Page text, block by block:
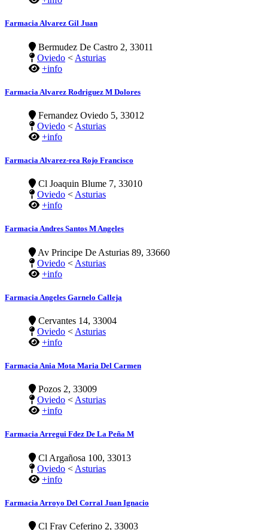
Farmacia Alvarez Gil Juan
Bermudez De Castro 2, 33011
Oviedo < Asturias
+info
Farmacia Alvarez Rodriguez M Dolores
Fernandez Oviedo 5, 33012
Oviedo < Asturias
+info
Farmacia Alvarez-rea Rojo Francisco
Cl Joaquin Blume 7, 33010
Oviedo < Asturias
+info
Farmacia Andres Santos M Angeles
Av Principe De Asturias 89, 33660
Oviedo < Asturias
+info
Farmacia Angeles Garnelo Calleja
Cervantes 14, 33004
Oviedo < Asturias
+info
Farmacia Ania Mota Maria Del Carmen
Pozos 2, 33009
Oviedo < Asturias
+info
Farmacia Arregui Fdez De La Peña M
Cl Argañosa 100, 33013
Oviedo < Asturias
+info
Farmacia Arroyo Del Corral Juan Ignacio
Cl Fray Ceferino 2, 33003